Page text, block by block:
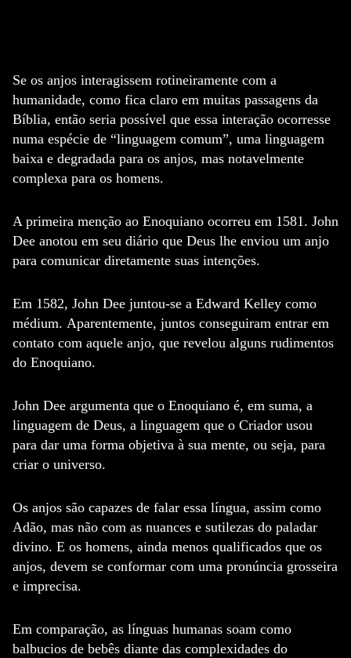
Se os anjos interagissem rotineiramente com a
humanidade, como fica claro em muitas passagens da
Bíblia, então seria possível que essa interação ocorresse
numa espécie de “linguagem comum”, uma linguagem
baixa e degradada para os anjos, mas notavelmente
complexa para os homens.
A primeira menção ao Enoquiano ocorreu em 1581. John
Dee anotou em seu diário que Deus lhe enviou um anjo
para comunicar diretamente suas intenções.
Em 1582, John Dee juntou-se a Edward Kelley como
médium. Aparentemente, juntos conseguiram entrar em
contato com aquele anjo, que revelou alguns rudimentos
do Enoquiano.
John Dee argumenta que o Enoquiano é, em suma, a
linguagem de Deus, a linguagem que o Criador usou
para dar uma forma objetiva à sua mente, ou seja, para
criar o universo.
Os anjos são capazes de falar essa língua, assim como
Adão, mas não com as nuances e sutilezas do paladar
divino. E os homens, ainda menos qualificados que os
anjos, devem se conformar com uma pronúncia grosseira
e imprecisa.
Em comparação, as línguas humanas soam como
balbucios de bebês diante das complexidades do